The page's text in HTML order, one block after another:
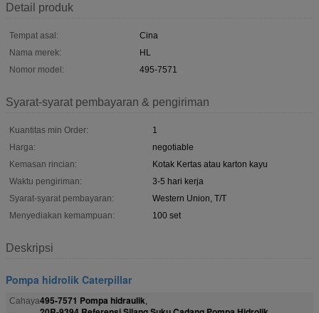
Detail produk
Tempat asal:
Cina
Nama merek:
HL
Nomor model:
495-7571
Syarat-syarat pembayaran & pengiriman
Kuantitas min Order:
1
Harga:
negotiable
Kemasan rincian:
Kotak Kertas atau karton kayu
Waktu pengiriman:
3-5 hari kerja
Syarat-syarat pembayaran:
Western Union, T/T
Menyediakan kemampuan:
100 set
Deskripsi
Pompa hidrolik Caterpillar
Cahaya495-7571 Pompa hidraulik,